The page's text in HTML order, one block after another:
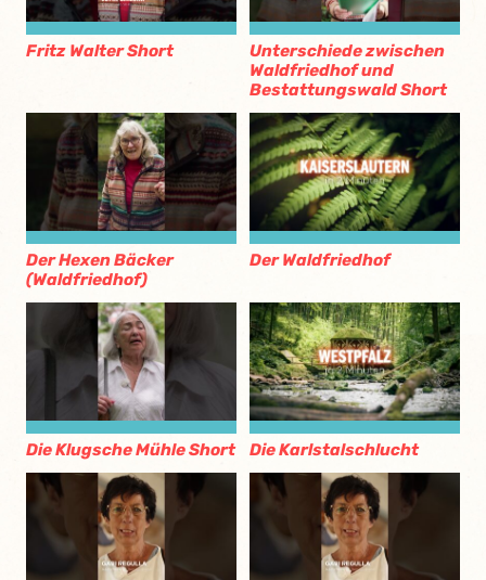
Fritz Walter Short
Unterschiede zwischen
Waldfriedhof und
Bestattungswald Short
Der Hexen Bäcker
(Waldfriedhof)
Der Waldfriedhof
Die Klugsche Mühle Short Die Karlstalschlucht